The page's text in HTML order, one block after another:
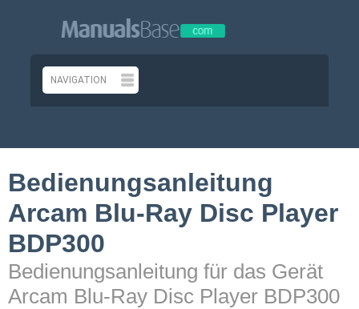
Bedienungsanleitung
Arcam Blu-Ray Disc Player
BDP300
Bedienungsanleitung für das Gerät
Arcam Blu-Ray Disc Player BDP300